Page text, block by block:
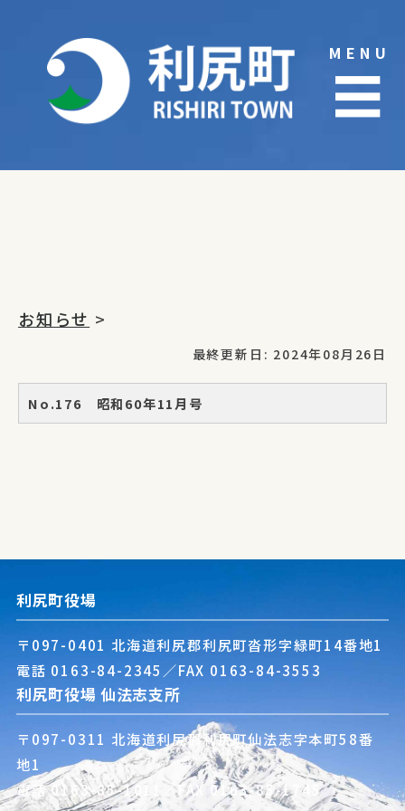
content
MENU
☰
お知らせ >
最終更新日: 2024年08月26日
No.176 昭和60年11月号
利尻町役場
〒097-0401 北海道利尻郡利尻町沓形字緑町14番地1
電話 0163-84-2345 ／FAX 0163-84-3553
利尻町役場 仙法志支所
〒097-0311 北海道利尻郡利尻町仙法志字本町58番
地1
電話0163-85-1011 ／FAX 0163-85-1745